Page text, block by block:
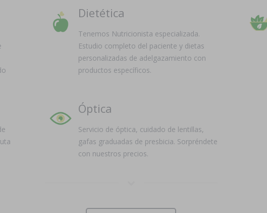
Dietética
Tenemos Nutricionista especializada.
Estudio completo del paciente y dietas
personalizadas de adelgazamiento con
productos específicos.
Óptica
Servicio de óptica, cuidado de lentillas,
gafas graduadas de presbicia. Sorpréndete
con nuestros precios.